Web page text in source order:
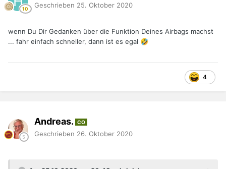
Geschrieben 25. Oktober 2020
wenn Du Dir Gedanken über die Funktion Deines Airbags machst
... fahr einfach schneller, dann ist es egal 🤣
4
Andreas. CO
Geschrieben 26. Oktober 2020